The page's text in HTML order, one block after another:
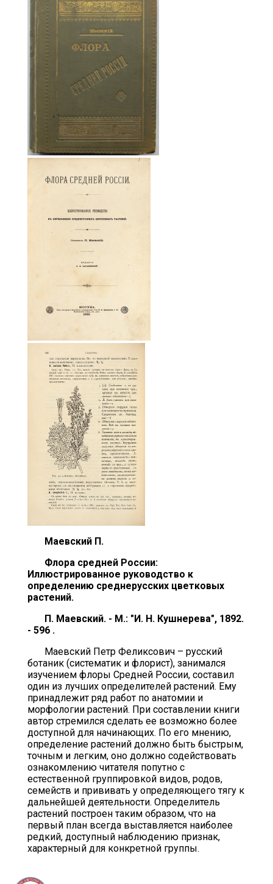
Маевский П.
Флора средней России:
Иллюстрированное руководство к
определению среднерусских цветковых
растений.
П. Маевский. - М.: "И. Н. Кушнерева", 1892.
- 596 .
Маевский Петр Феликсович – русский
ботаник (систематик и флорист), занимался
изучением флоры Средней России, составил
один из лучших определителей растений. Ему
принадлежит ряд работ по анатомии и
морфологии растений. При составлении книги
автор стремился сделать ее возможно более
доступной для начинающих. По его мнению,
определение растений должно быть быстрым,
точным и легким, оно должно содействовать
ознакомлению читателя попутно с
естественной группировкой видов, родов,
семейств и прививать у определяющего тягу к
дальнейшей деятельности. Определитель
растений построен таким образом, что на
первый план всегда выставляется наиболее
редкий, доступный наблюдению признак,
характерный для конкретной группы.